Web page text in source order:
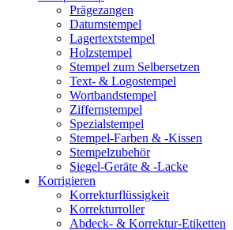
Prägezangen
Datumstempel
Lagertextstempel
Holzstempel
Stempel zum Selbersetzen
Text- & Logostempel
Wortbandstempel
Ziffernstempel
Spezialstempel
Stempel-Farben & -Kissen
Stempelzubehör
Siegel-Geräte & -Lacke
Korrigieren
Korrekturflüssigkeit
Korrekturroller
Abdeck- & Korrektur-Etiketten